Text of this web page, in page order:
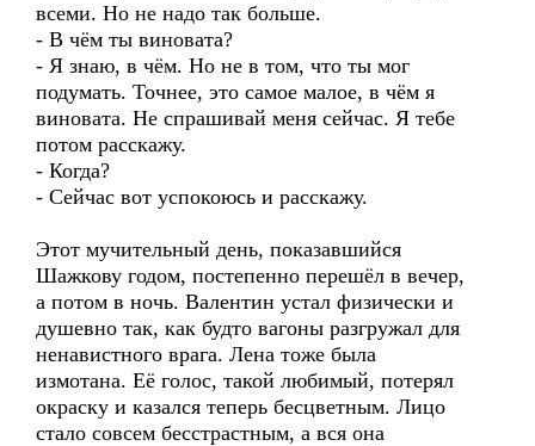
всеми. Но не надо так больше.
- В чём ты виновата?
- Я знаю, в чём. Но не в том, что ты мог
подумать. Точнее, это самое малое, в чём я
виновата. Не спрашивай меня сейчас. Я тебе
потом расскажу.
- Когда?
- Сейчас вот успокоюсь и расскажу.
Этот мучительный день, показавшийся
Шажкову годом, постепенно перешёл в вечер,
а потом в ночь. Валентин устал физически и
душевно так, как будто вагоны разгружал для
ненавистного врага. Лена тоже была
измотана. Её голос, такой любимый, потерял
окраску и казался теперь бесцветным. Лицо
стало совсем бесстрастным, а вся она